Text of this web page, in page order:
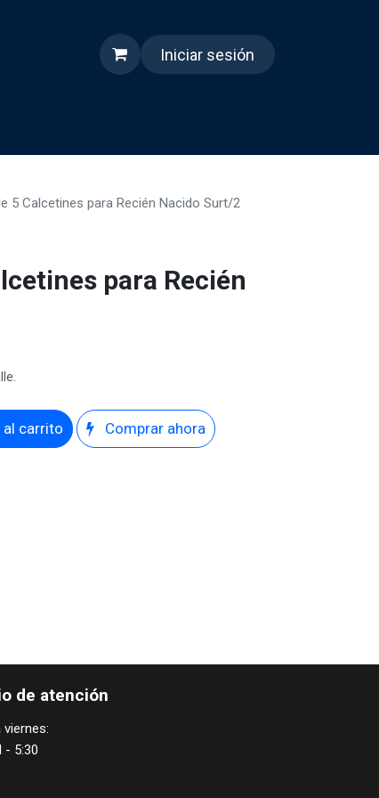
Iniciar sesión
5 Calcetines para Recién Nacido Surt/2
para Recién
carrito Comprar ahora
de atención
viernes:
- 5:30